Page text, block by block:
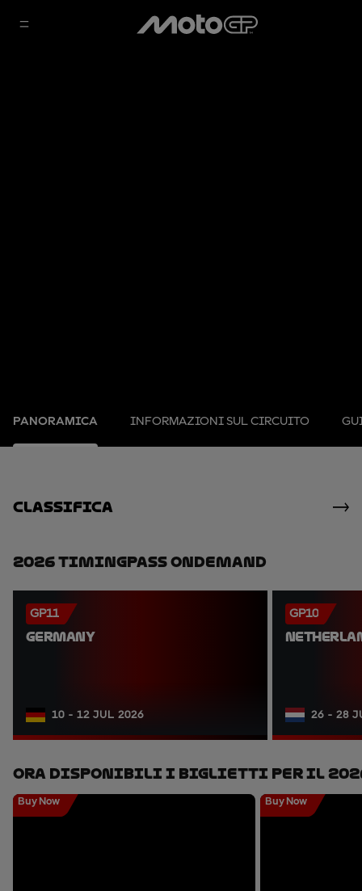
PANORAMICA INFORMAZIONI SUL CIRCUITO
Classifica
2026 TimingPass OnDemand
GP11
GERMANY
10 - 12 JUL 2026
GP10
26 - 28
Ora Disponibili I Biglietti Per Il
Buy Now Buy Now